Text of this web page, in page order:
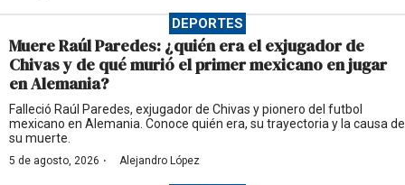
DEPORTES
Muere Raúl Paredes: ¿quién era el exjugador de
Chivas y de qué murió el primer mexicano en jugar
en Alemania?
Falleció Raúl Paredes, exjugador de Chivas y pionero del futbol
mexicano en Alemania. Conoce quién era, su trayectoria y la causa de
su muerte.
5 de agosto, 2026 · Alejandro López